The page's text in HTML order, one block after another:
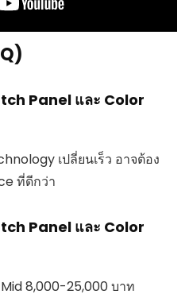
Panel และ Color
เปลี่ยนเร็ว อาจต้อง
ที่ดีกว่า
Panel และ Color
8,000-25,000 บาท